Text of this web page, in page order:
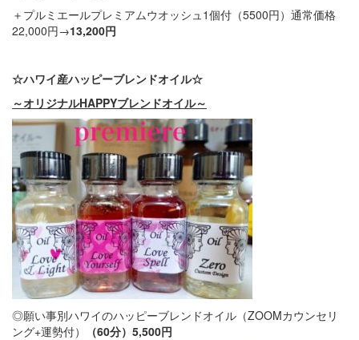
＋プルミエールプレミアムウオッシュ1個付（5500円）通常価格
22,000円→13,200円
☆ハワイ産ハッピーブレンドオイル☆
～オリジナルHAPPYブレンドオイル～
◎願い事別ハワイのハッピーブレンドオイル（ZOOMカウンセリ
ング+運勢付）
（60分） 5,500円